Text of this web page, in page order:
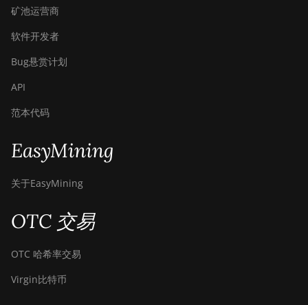
矿池运营商
软件开发者
Bug悬赏计划
API
范本代码
EasyMining
关于EasyMining
OTC 交易
OTC 哈希率交易
Virgin比特币